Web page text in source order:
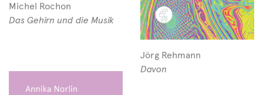
Michel Rochon
Das Gehirn und die Musik
Jörg Rehmann
Davon